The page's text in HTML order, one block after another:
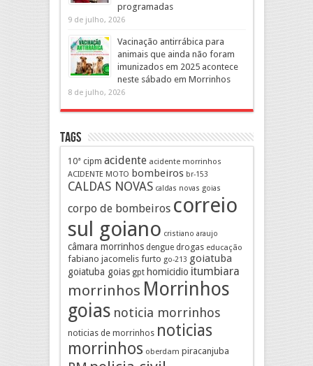
programadas
9 de julho, 2026
Vacinação antirrábica para
animais que ainda não foram
imunizados em 2025 acontece
neste sábado em Morrinhos
8 de julho, 2026
Tags
10ª cipm acidente acidente morrinhos
ACIDENTE MOTO bombeiros br-153
CALDAS NOVAS caldas novas goias
corpo de bombeiros correio
sul goiano cristiano araujo
câmara morrinhos dengue drogas educação
fabiano jacomelis furto go-213 goiatuba
goiatuba goias gpt homicidio itumbiara
morrinhos Morrinhos
goias noticia morrinhos
noticias de morrinhos noticias
morrinhos oberdam piracanjuba